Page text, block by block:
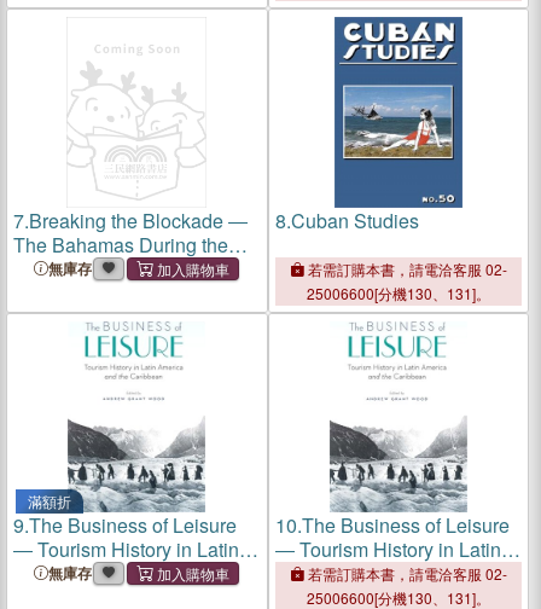
7.Breaking the Blockade ―
The Bahamas During the
Civil War
無庫存
8.Cuban Studies
若需訂購本書，請電洽客服 02-
25006600[分機130、131]。
滿額折
9.The Business of Leisure
― Tourism History in Latin
America and the Caribbean
無庫存
10.The Business of Leisure
― Tourism History in Latin
America and the Caribbean
若需訂購本書，請電洽客服 02-
25006600[分機130、131]。